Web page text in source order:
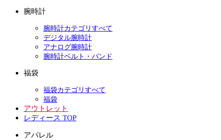
腕時計
腕時計カテゴリすべて
デジタル腕時計
アナログ腕時計
腕時計ベルト・バンド
福袋
福袋カテゴリすべて
福袋
アウトレット
レディース TOP
アパレル